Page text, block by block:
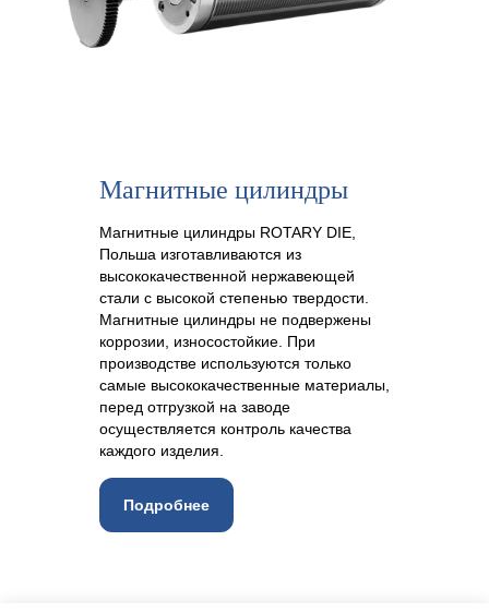
Магнитные цилиндры
Магнитные цилиндры ROTARY DIE,
Польша изготавливаются из
высококачественной нержавеющей
стали с высокой степенью твердости.
Магнитные цилиндры не подвержены
коррозии, износостойкие. При
производстве используются только
самые высококачественные материалы,
перед отгрузкой на заводе
осуществляется контроль качества
каждого изделия.
Подробнее